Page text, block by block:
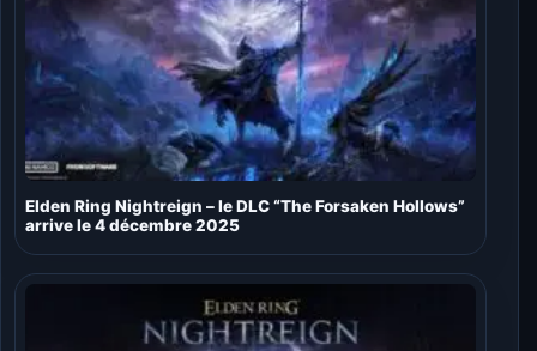
Elden Ring Nightreign – le DLC “The Forsaken Hollows”
arrive le 4 décembre 2025